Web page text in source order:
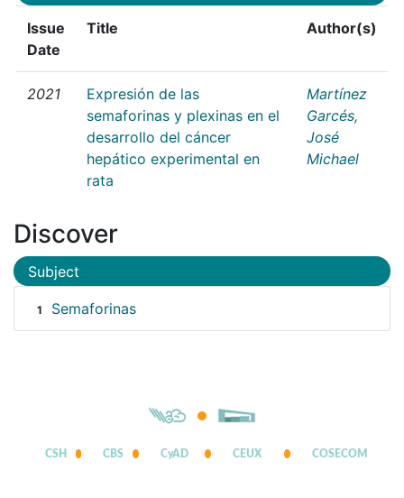
Issue
Date
Title Author(s)
2021
Expresión de las
semaforinas y plexinas en el
desarrollo del cáncer
hepático experimental en
rata
Martínez
Garcés,
José
Michael
Discover
Subject
1 Semaforinas
CSH CBS CyAD CEUX COSECOM